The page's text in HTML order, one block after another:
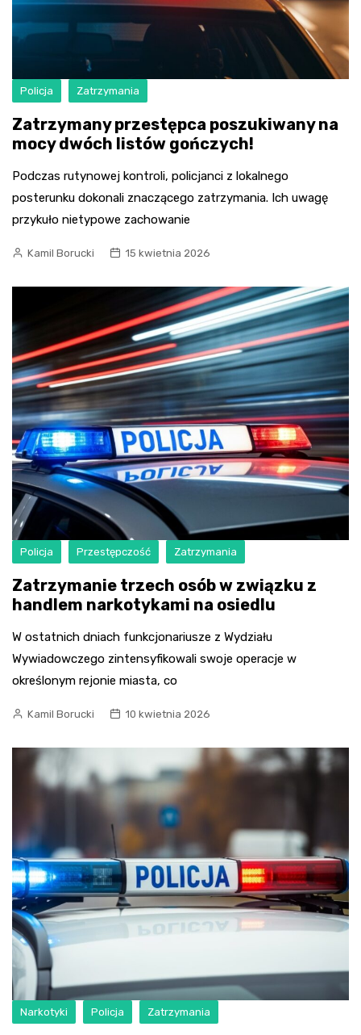
Policja Zatrzymania
Zatrzymany przestępca poszukiwany na
mocy dwóch listów gończych!
Podczas rutynowej kontroli, policjanci z lokalnego
posterunku dokonali znaczącego zatrzymania. Ich uwagę
przykuło nietypowe zachowanie
Kamil Borucki 15 kwietnia 2026
Policja Przestępczość Zatrzymania
Zatrzymanie trzech osób w związku z
handlem narkotykami na osiedlu
W ostatnich dniach funkcjonariusze z Wydziału
Wywiadowczego zintensyfikowali swoje operacje w
określonym rejonie miasta, co
Kamil Borucki 10 kwietnia 2026
Narkotyki Policja Zatrzymania